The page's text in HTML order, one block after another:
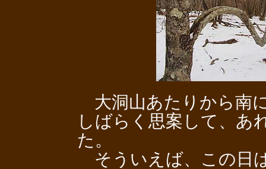
大洞山あたりから南
しばらく思案して、あ
た。
そういえば、この日